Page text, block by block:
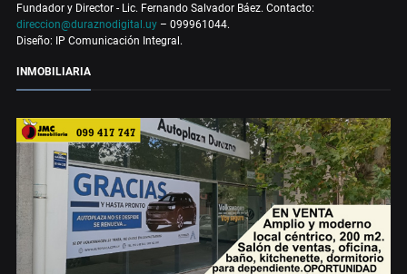
Fundador y Director - Lic. Fernando Salvador Báez. Contacto:
direccion@duraznodigital.uy – 099961044.
Diseño: IP Comunicación Integral.
INMOBILIARIA